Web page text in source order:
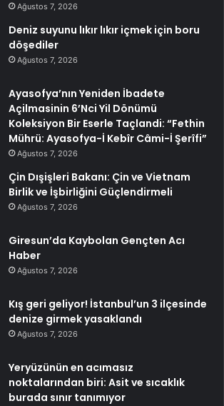
Ağustos 7, 2026
Deniz suyunu lıkır lıkır içmek için boru
döşediler
Ağustos 7, 2026
Ayasofya’nın Yeniden İbadete
Açilmasinin 6’Nci Yil Dönümü
Koleksiyon Bir Eserle Taçlandi: “Fethin
Mührü: Ayasofya-İ Kebîr Câmi-İ Şerîfi”
Ağustos 7, 2026
Çin Dışişleri Bakanı: Çin ve Vietnam
Birlik ve İşbirliğini Güçlendirmeli
Ağustos 7, 2026
Giresun’da Kaybolan Gençten Acı
Haber
Ağustos 7, 2026
Kış geri geliyor! İstanbul’un 3 ilçesinde
denize girmek yasaklandı
Ağustos 7, 2026
Yeryüzünün en acımasız
noktalarından biri: Asit ve sıcaklık
burada sınır tanımıyor